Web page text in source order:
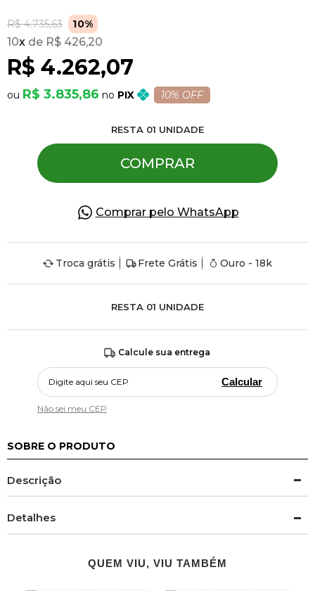
R$ 4.735,63 10%
R$ 4.262,07
10x R$ 426,20
R$ 3.835,86 PIX 10% OFF
RESTA 01 UNIDADE
COMPRAR
Comprar pelo WhatsApp
Troca grátis Frete Grátis Ouro - 18k
RESTA 01 UNIDADE
Calcule sua entrega
Calcular
Não sei meu CEP
SOBRE O PRODUTO
Descrição
Detalhes
QUEM VIU, VIU TAMBÉM
OFERTAS